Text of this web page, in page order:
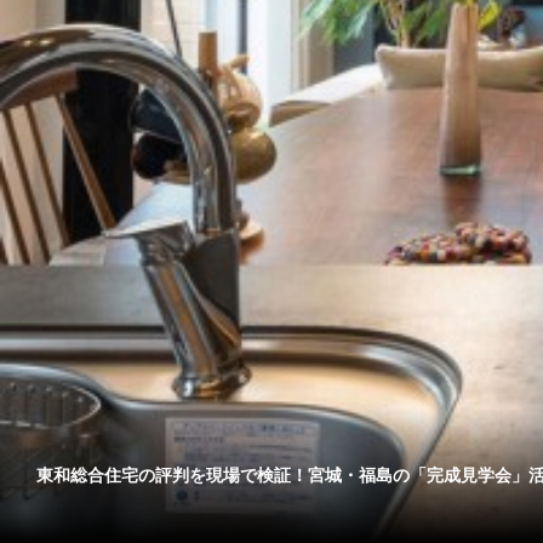
東和総合住宅の評判を現場で検証！宮城・福島の「完成見学会」